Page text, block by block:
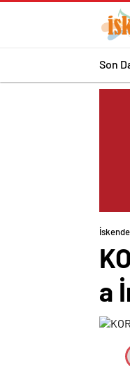
Son
a